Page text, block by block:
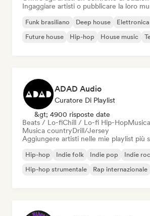
Ingaggiare artisti o pubblicare la loro
Funk brasiliano Deep house Elettronica
Future house
Hip-hop House music
ADAD Audio
Curatore Di Playlist
&gt; 4900 risposte date
Beats / Lo-fiChill / Lo-fi Hip-Hop
Musica countryDrill/Jersey
Aggiungere artisti nelle mie playlist più
Hip-hop Indie folk Indie pop Indie
Hip-hop strumentale
Rap internazionale